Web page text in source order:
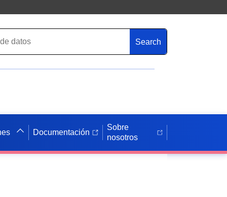
Search
Documentación
Sobre
nosotros